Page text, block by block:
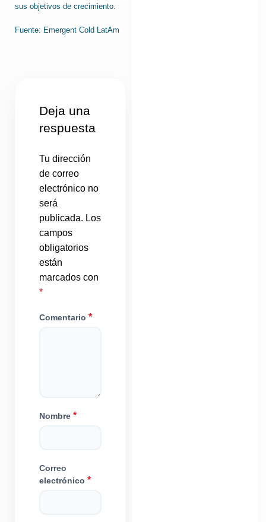
sus objetivos de crecimiento.
Fuente: Emergent Cold LatAm
Deja una
respuesta
Tu dirección
de correo
electrónico no
será
publicada. Los
campos
obligatorios
están
marcados con
*
Comentario *
Nombre *
Correo
electrónico *